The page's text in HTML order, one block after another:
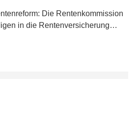
Die Rentenkommission
in die Rentenversicherung…